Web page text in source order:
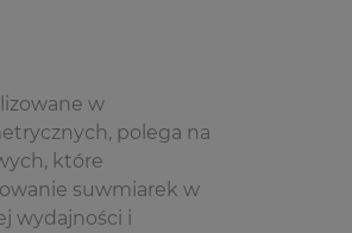
w
polega na
które
suwmiarek w
wydajności i